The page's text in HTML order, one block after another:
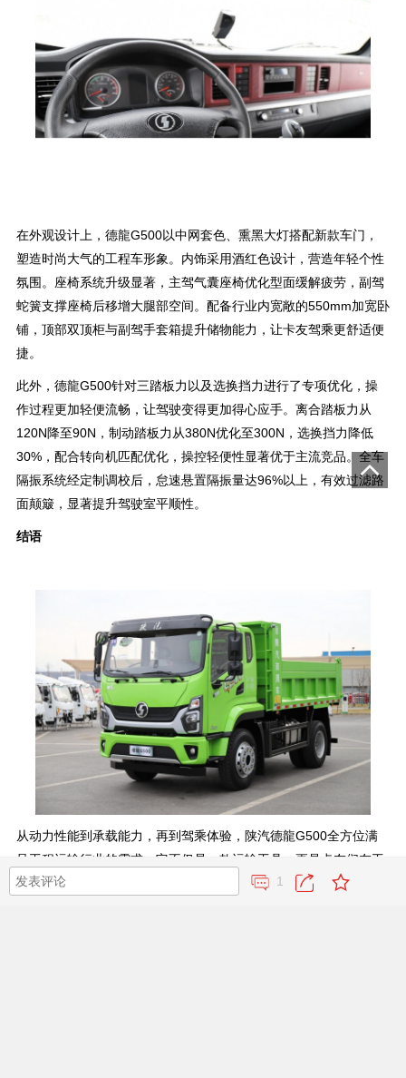
在外观设计上，德龍G500以中网套色、熏黑大灯搭配新款车门，
塑造时尚大气的工程车形象。内饰采用酒红色设计，营造年轻个性
氛围。座椅系统升级显著，主驾气囊座椅优化型面缓解疲劳，副驾
蛇簧支撑座椅后移增大腿部空间。配备行业内宽敞的550mm加宽卧
铺，顶部双顶柜与副驾手套箱提升储物能力，让卡友驾乘更舒适便
捷。
此外，德龍G500针对三踏板力以及选换挡力进行了专项优化，操
作过程更加轻便流畅，让驾驶变得更加得心应手。离合踏板力从
120N降至90N，制动踏板力从380N优化至300N，选换挡力降低
30%，配合转向机匹配优化，操控轻便性显著优于主流竞品。全车
隔振系统经定制调校后，怠速悬置隔振量达96%以上，有效过滤路
面颠簸，显著提升驾驶室平顺性。
结语
从动力性能到承载能力，再到驾乘体验，陕汽德龍G500全方位满
足工程运输行业的需求。它不仅是一款运输工具，更是卡友们在工
程运输领域创富的得力助手。在当下竞争激烈的市场环境中，德龍
1